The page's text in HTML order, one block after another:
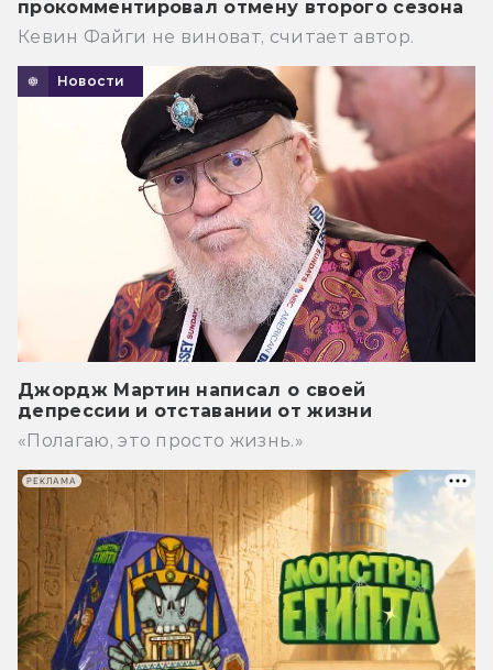
прокомментировал отмену второго сезона
Кевин Файги не виноват, считает автор.
Новости
Джордж Мартин написал о своей
депрессии и отставании от жизни
«Полагаю, это просто жизнь.»
РЕКЛАМА